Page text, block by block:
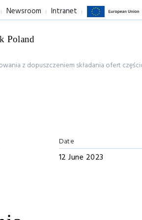
Newsroom Intranet
Poland
z dopuszczeniem składania ofert
Date
12 June 2023